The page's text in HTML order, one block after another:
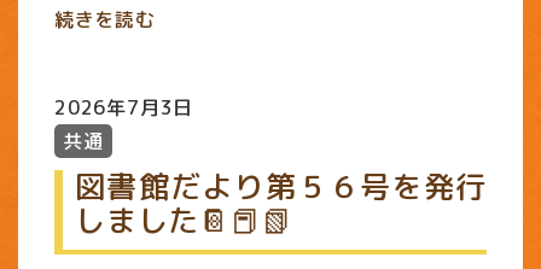
続きを読む
2026年7月3日
共通
図書館だより第５６号を発行
しました📔📕📗